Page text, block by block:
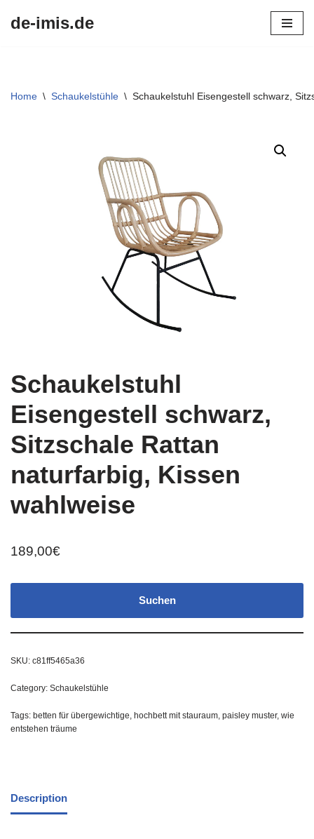
de-imis.de
Home \ Schaukelstühle \ Schaukelstuhl Eisengestell schwarz,
Schaukelstuhl
Eisengestell schwarz,
Sitzschale Rattan
naturfarbig, Kissen
wahlweise
189,00€
Suchen
SKU: c81ff5465a36
Category: Schaukelstühle
Tags: betten für übergewichtige hochbett mit stauraum paisley muster, wie
entstehen träume
Description